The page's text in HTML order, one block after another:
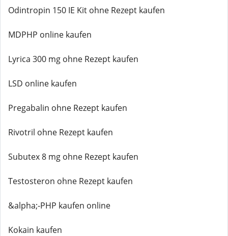
Odintropin 150 IE Kit ohne Rezept kaufen
MDPHP online kaufen
Lyrica 300 mg ohne Rezept kaufen
LSD online kaufen
Pregabalin ohne Rezept kaufen
Rivotril ohne Rezept kaufen
Subutex 8 mg ohne Rezept kaufen
Testosteron ohne Rezept kaufen
&alpha;-PHP kaufen online
Kokain kaufen